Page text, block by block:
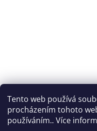
Tento web používá
procházením tohoto
používáním.. Více